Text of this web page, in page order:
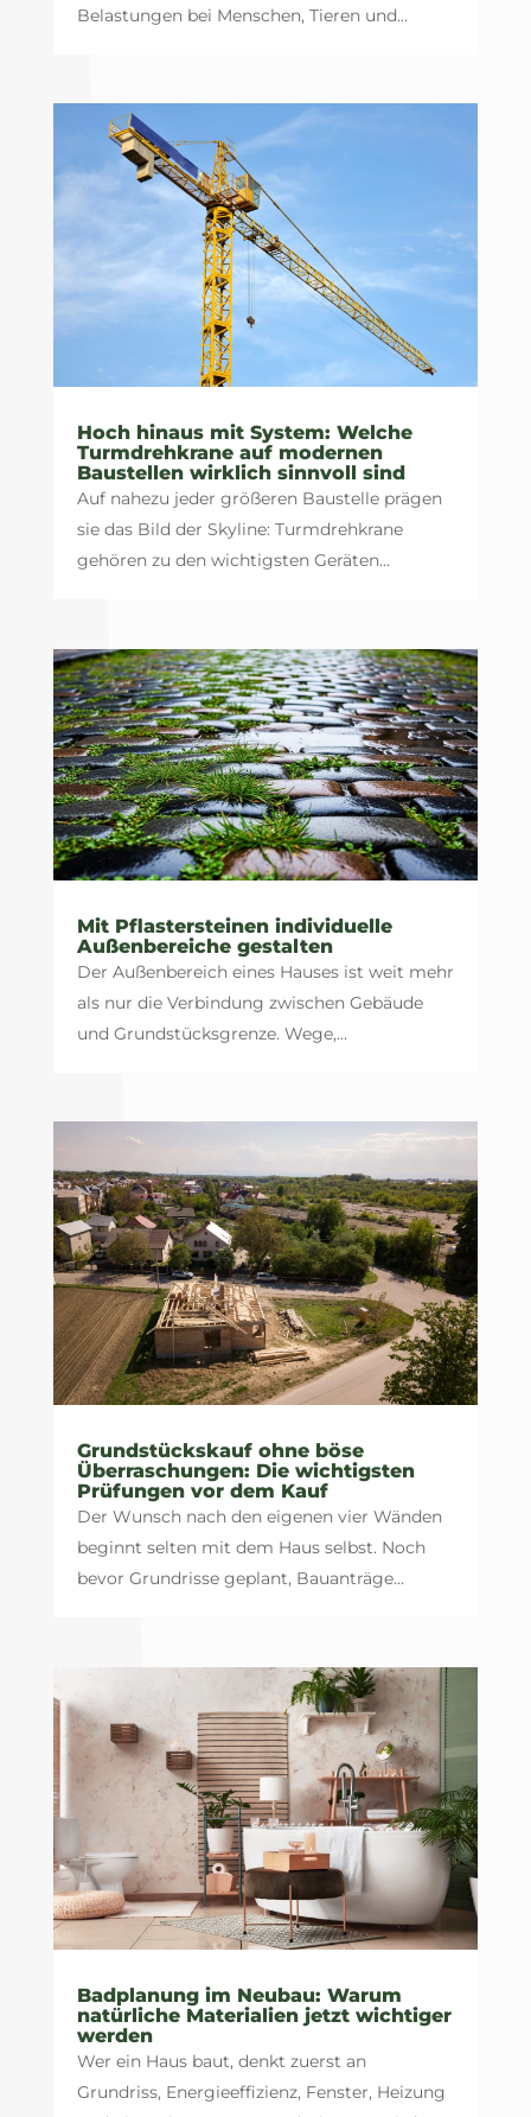
Belastungen bei Menschen, Tieren und...
Hoch hinaus mit System: Welche
Turmdrehkrane auf modernen
Baustellen wirklich sinnvoll sind
Auf nahezu jeder größeren Baustelle prägen
sie das Bild der Skyline: Turmdrehkrane
gehören zu den wichtigsten Geräten...
Mit Pflastersteinen individuelle
Außenbereiche gestalten
Der Außenbereich eines Hauses ist weit mehr
als nur die Verbindung zwischen Gebäude
und Grundstücksgrenze. Wege,...
Grundstückskauf ohne böse
Überraschungen: Die wichtigsten
Prüfungen vor dem Kauf
Der Wunsch nach den eigenen vier Wänden
beginnt selten mit dem Haus selbst. Noch
bevor Grundrisse geplant, Bauanträge...
Badplanung im Neubau: Warum
natürliche Materialien jetzt wichtiger
werden
Wer ein Haus baut, denkt zuerst an
Grundriss, Energieeffizienz, Fenster, Heizung